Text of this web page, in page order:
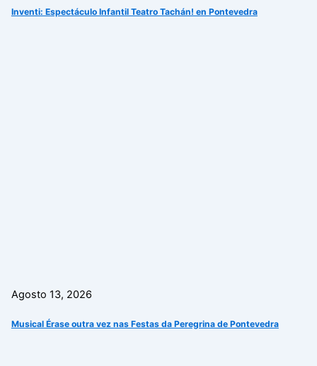
Inventi: Espectáculo Infantil Teatro Tachán! en Pontevedra
Agosto 13, 2026
Musical Érase outra vez nas Festas da Peregrina de Pontevedra